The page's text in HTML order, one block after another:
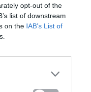
opt-out of the
list of downstream
on the IAB’s List of